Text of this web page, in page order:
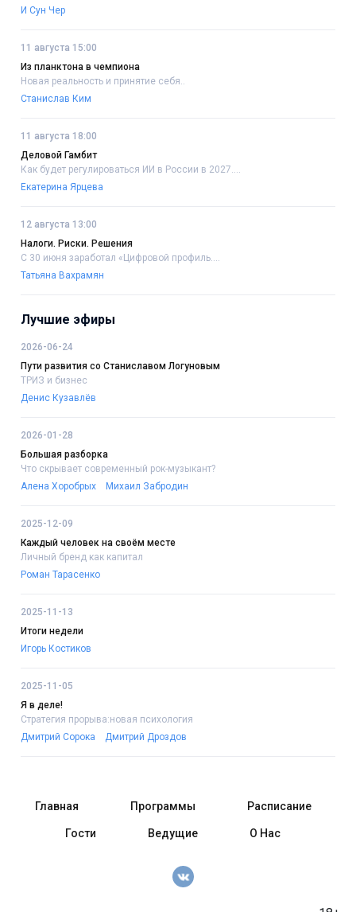
И Сун Чер
11 августа 15:00
Из планктона в чемпиона
Новая реальность и принятие себя..
Станислав Ким
11 августа 18:00
Деловой Гамбит
Как будет регулироваться ИИ в России в 2027....
Екатерина Ярцева
12 августа 13:00
Налоги. Риски. Решения
С 30 июня заработал «Цифровой профиль....
Татьяна Вахрамян
Лучшие эфиры
2026-06-24
Пути развития со Станиславом Логуновым
ТРИЗ и бизнес
Денис Кузавлёв
2026-01-28
Большая разборка
Что скрывает современный рок-музыкант?
Алена Хоробрых
Михаил Забродин
2025-12-09
Каждый человек на своём месте
Личный бренд как капитал
Роман Тарасенко
2025-11-13
Итоги недели
Игорь Костиков
2025-11-05
Я в деле!
Стратегия прорыва:новая психология
Дмитрий Сорока
Дмитрий Дроздов
Главная Программы Расписание
Гости Ведущие О Нас